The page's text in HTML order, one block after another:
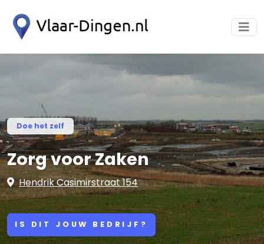
Doe het zelf
Zorg voor Zaken
Hendrik Casimirstraat 154
IS DIT JOUW BEDRIJF?